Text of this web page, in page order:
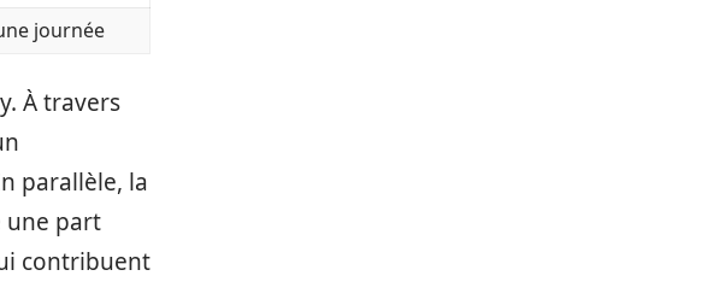
journée
À travers
parallèle, la
une part
contribuent